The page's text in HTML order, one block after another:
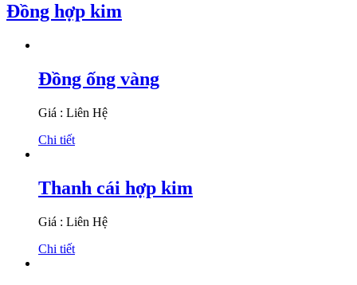
Đồng hợp kim
Đồng ống vàng
Giá : Liên Hệ
Chi tiết
Thanh cái hợp kim
Giá : Liên Hệ
Chi tiết